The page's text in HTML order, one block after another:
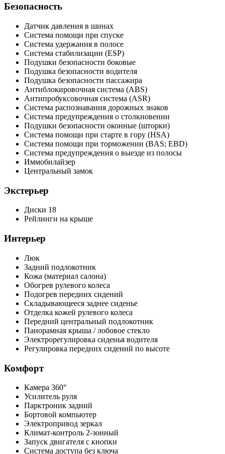
Безопасность
Датчик давления в шинах
Система помощи при спуске
Система удержания в полосе
Система стабилизации (ESP)
Подушки безопасности боковые
Подушка безопасности водителя
Подушка безопасности пассажира
Антиблокировочная система (ABS)
Антипробуксовочная система (ASR)
Система распознавания дорожных знаков
Система предупреждения о столкновении
Подушки безопасности оконные (шторки)
Система помощи при старте в гору (HSA)
Система помощи при торможении (BAS; EBD)
Система предупреждения о выезде из полосы
Иммобилайзер
Центральный замок
Экстерьер
Диски 18
Рейлинги на крыше
Интерьер
Люк
Задний подлокотник
Кожа (материал салона)
Обогрев рулевого колеса
Подогрев передних сидений
Складывающееся заднее сиденье
Отделка кожей рулевого колеса
Передний центральный подлокотник
Панорамная крыша / лобовое стекло
Электрорегулировка сиденья водителя
Регулировка передних сидений по высоте
Комфорт
Камера 360°
Усилитель руля
Парктроник задний
Бортовой компьютер
Электропривод зеркал
Климат-контроль 2-зонный
Запуск двигателя с кнопки
Система доступа без ключа